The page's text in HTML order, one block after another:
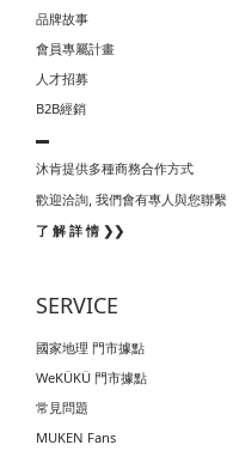
品牌故事
會員專屬計畫
人才招募
B2B經銷
▬
沐肯提供多種商務合作方式
歡迎洽詢, 我們會有專人與您聯繫
了 解 詳 情 ❯❯
SERVICE
國家地理 門市據點
WeKÜKÜ 門市據點
常見問題
MUKEN Fans